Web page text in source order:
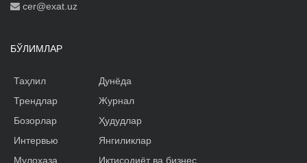
cer@exat.uz
БЎЛИМЛАР
Таҳлил
Трендлар
Бозорлар
Интервью
Мулоҳаза
Дунёда
Журнал
Ҳудудлар
Янгиликлар
Иқтисодиёт ва бизнес